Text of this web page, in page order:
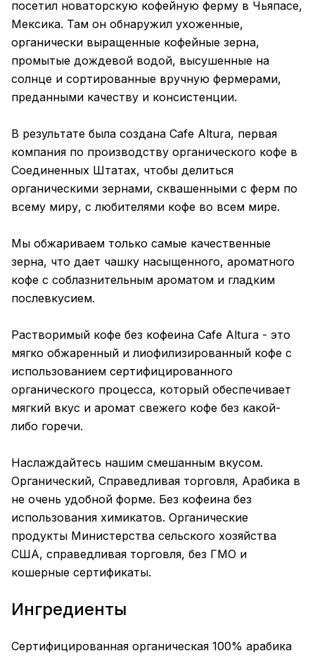
посетил новаторскую кофейную ферму в Чьяпасе,
Мексика. Там он обнаружил ухоженные,
органически выращенные кофейные зерна,
промытые дождевой водой, высушенные на
солнце и сортированные вручную фермерами,
преданными качеству и консистенции.
В результате была создана Cafe Altura, первая
компания по производству органического кофе в
Соединенных Штатах, чтобы делиться
органическими зернами, сквашенными с ферм по
всему миру, с любителями кофе во всем мире.
Мы обжариваем только самые качественные
зерна, что дает чашку насыщенного, ароматного
кофе с соблазнительным ароматом и гладким
послевкусием.
Растворимый кофе без кофеина Cafe Altura - это
мягко обжаренный и лиофилизированный кофе с
использованием сертифицированного
органического процесса, который обеспечивает
мягкий вкус и аромат свежего кофе без какой-
либо горечи.
Наслаждайтесь нашим смешанным вкусом.
Органический, Справедливая торговля, Арабика в
не очень удобной форме. Без кофеина без
использования химикатов. Органические
продукты Министерства сельского хозяйства
США, справедливая торговля, без ГМО и
кошерные сертификаты.
Ингредиенты
Сертифицированная органическая 100% арабика